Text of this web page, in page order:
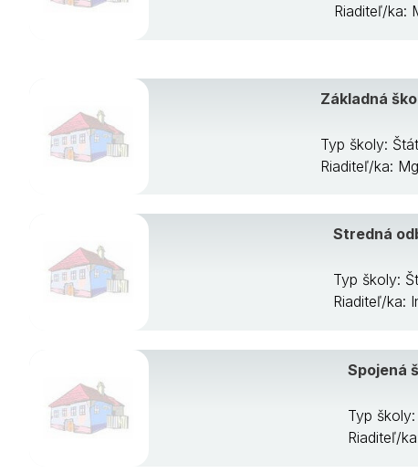
Riaditeľ/ka:
Základná
Typ školy:
Riaditeľ/ka:
Stredná
Typ školy:
Riaditeľ/ka:
Spojená
Typ
Riaditeľ/